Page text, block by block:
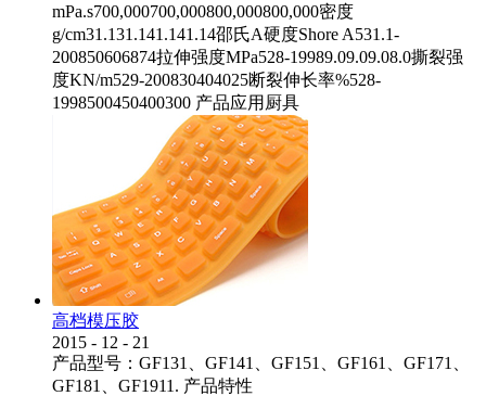
mPa.s700,000700,000800,000800,000密度
g/cm31.131.141.141.14邵氏A硬度Shore A531.1-
200850606874拉伸强度MPa528-19989.09.09.08.0撕裂强
度KN/m529-200830404025断裂伸长率%528-
1998500450400300 产品应用厨具
高档模压胶
2015 - 12 - 21
产品型号：GF131、GF141、GF151、GF161、GF171、
GF181、GF1911. 产品特性